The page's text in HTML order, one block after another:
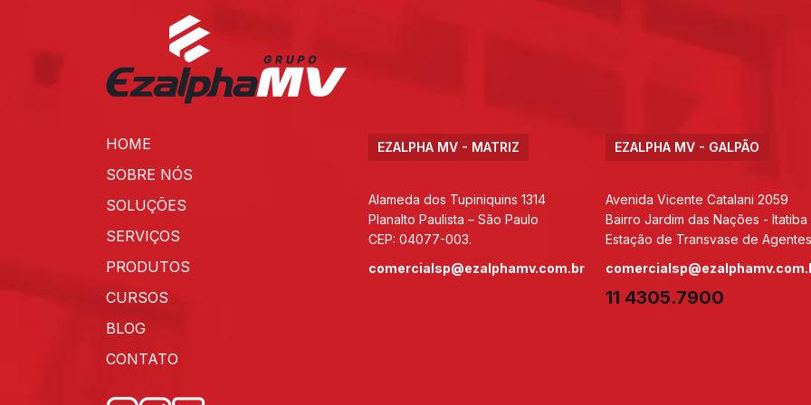
HOME
SOBRE NÓS
SOLUÇÕES
SERVIÇOS
PRODUTOS
CURSOS
BLOG
CONTATO
EZALPHA MV - MATRIZ
Alameda dos Tupiniquins 1314
Planalto Paulista – São Paulo
CEP: 04077-003.
comercialsp@ezalphamv.com.br
EZALPHA MV - GALPÃO
Avenida Vicente Catalani 2059
Bairro Jardim das Nações -
Estação de Transvase de
11 4305.7900